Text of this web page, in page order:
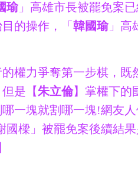
瑜」高雄市長被罷免案
的操作，「 韓國瑜」高
權力爭奪第一步棋，既
是【朱立倫】掌權下的
一塊就割哪一塊!網友
國樑」被罷免案後續結